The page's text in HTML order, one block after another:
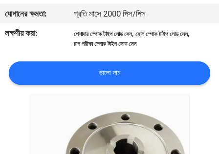
যোগাযোগ
করুন
উদ্ধৃতির
জন্য
যোগানের ক্ষমতা:
প্রতি মাসে 2000 পিস/পিস
লক্ষণীয় করা:
পেশাদার স্পোক টাইপ লোড সেল,হোল স্পোক টাইপ লোড সেল,
চাপ পরীক্ষা স্পোক টাইপ লোড সেল
ভালো দাম